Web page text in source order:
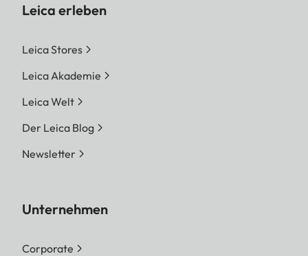
Leica erleben
Leica Stores
Leica Akademie
Leica Welt
Der Leica Blog
Newsletter
Unternehmen
Corporate